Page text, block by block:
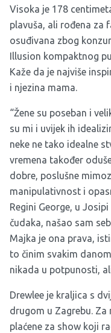
Visoka je 178
plavuša, ali rođena za
osuđivana zbog
Illusion kompaktnog
Kaže da je najviše
i njezina mama.
“Žene su poseban i
su mi i uvijek ih
neke ne tako idealne
vremena također
dobre, poslušne
manipulativnost i
Regini George, u
čudaka, našao sam
Majka je ona prava,
to činim svakim
nikada u potpunosti,
Drewlee je kraljica s
drugom u Zagrebu. Za
plaćene za show koji